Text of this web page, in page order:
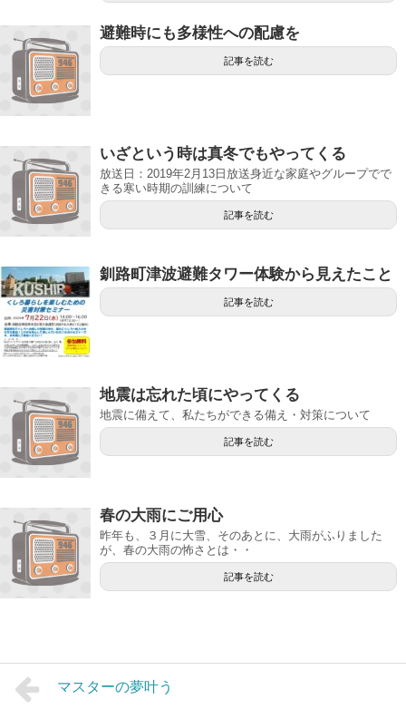
避難時にも多様性への配慮を
記事を読む
いざという時は真冬でもやってくる
放送日：2019年2月13日放送身近な家庭やグループでで
きる寒い時期の訓練について
記事を読む
釧路町津波避難タワー体験から見えたこと
記事を読む
地震は忘れた頃にやってくる
地震に備えて、私たちができる備え・対策について
記事を読む
春の大雨にご用心
昨年も、３月に大雪、そのあとに、大雨がふりました
が、春の大雨の怖さとは・・
記事を読む
マスターの夢叶う